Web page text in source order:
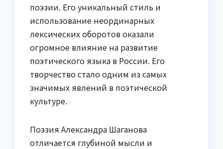
поэзии. Его уникальный стиль и
использование неординарных
лексических оборотов оказали
огромное влияние на развитие
поэтического языка в России. Его
творчество стало одним из самых
значимых явлений в поэтической
культуре.
Поэзия Александра Шаганова
отличается глубиной мысли и